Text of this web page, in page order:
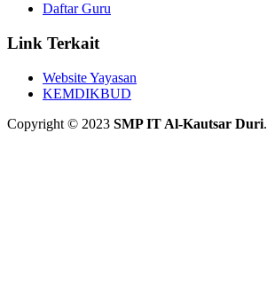
Daftar Guru
Link Terkait
Website Yayasan
KEMDIKBUD
Copyright © 2023 SMP IT Al-Kautsar Duri.